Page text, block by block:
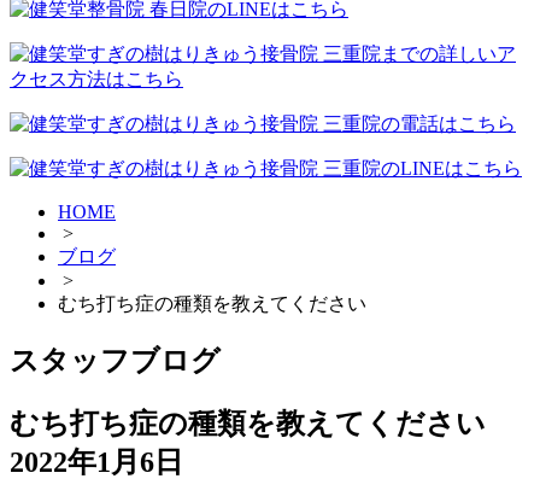
HOME
>
ブログ
>
むち打ち症の種類を教えてください
スタッフブログ
むち打ち症の種類を教えてください
2022年1月6日